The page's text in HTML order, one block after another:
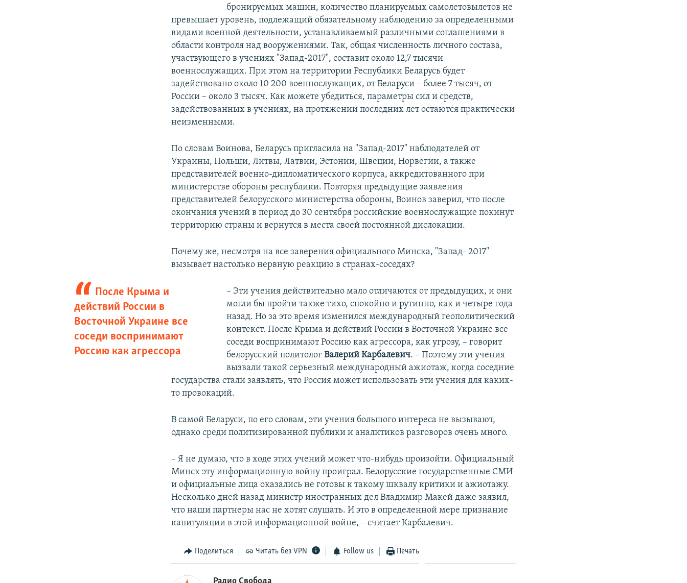
бронируемых машин, количество планируемых самолетовылетов не
превышает уровень, подлежащий обязательному наблюдению за определенными
видами военной деятельности, устанавливаемый различными соглашениями в
области контроля над вооружениями. Так, общая численность личного состава,
участвующего в учениях "Запад-2017", составит около 12,7 тысячи
военнослужащих. При этом на территории Республики Беларусь будет
задействовано около 10 200 военнослужащих, от Беларуси – более 7 тысяч, от
России – около 3 тысяч. Как можете убедиться, параметры сил и средств,
задействованных в учениях, на протяжении последних лет остаются практически
неизменными.
По словам Воинова, Беларусь пригласила на "Запад-2017" наблюдателей от
Украины, Польши, Литвы, Латвии, Эстонии, Швеции, Норвегии, а также
представителей военно-дипломатического корпуса, аккредитованного при
министерстве обороны республики. Повторяя предыдущие заявления
представителей белорусского министерства обороны, Воинов заверил, что после
окончания учений в период до 30 сентября российские военнослужащие покинут
территорию страны и вернутся в места своей постоянной дислокации.
Почему же, несмотря на все заверения официального Минска, "Запад- 2017"
вызывает настолько нервную реакцию в странах-соседях?
После Крыма и
действий России в
Восточной Украине все
соседи воспринимают
Россию как агрессора
– Эти учения действительно мало отличаются от предыдущих, и они
могли бы пройти также тихо, спокойно и рутинно, как и четыре года
назад. Но за это время изменился международный геополитический
контекст. После Крыма и действий России в Восточной Украине все
соседи воспринимают Россию как агрессора, как угрозу, – говорит
белорусский политолог Валерий Карбалевич. – Поэтому эти учения
вызвали такой серьезный международный ажиотаж, когда соседние
государства стали заявлять, что Россия может использовать эти учения для каких-
то провокаций.
В самой Беларуси, по его словам, эти учения большого интереса не вызывают,
однако среди политизированной публики и аналитиков разговоров очень много.
– Я не думаю, что в ходе этих учений может что-нибудь произойти. Официальный
Минск эту информационную войну проиграл. Белорусские государственные СМИ
и официальные лица оказались не готовы к такому шквалу критики и ажиотажу.
Несколько дней назад министр иностранных дел Владимир Макей даже заявил,
что наши партнеры нас не хотят слушать. И это в определенной мере признание
капитуляции в этой информационной войне, – считает Карбалевич.
Поделиться Читать без VPN Follow us Печать